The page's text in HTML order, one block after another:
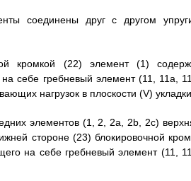
соединены друг с другом
кромкой (22) элемент (1)
себе гребневый элемент (11, 11a,
нагрузок в плоскости (V) укладки.
элементов (1, 2, 2a, 2b, 2c)
стороне (23) блокировочной
на себе гребневый элемент (11,